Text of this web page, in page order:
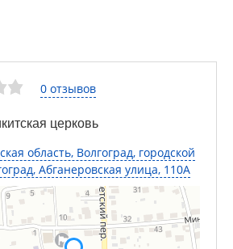
0 отзывов
церковь
область, Волгоград, городской
Абганеровская улица, 110А